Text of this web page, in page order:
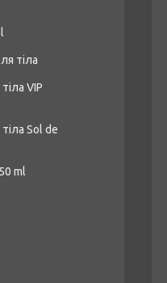
мл
тіла
шкірою рук
Apple 60 ml
Apple 60 ml
тіла
VIP
Sol de
ml